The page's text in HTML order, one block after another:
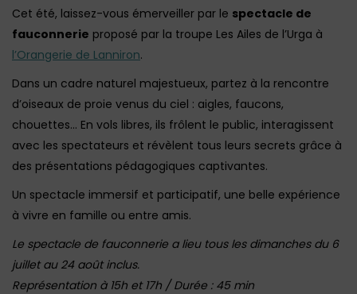
Cet été, laissez-vous émerveiller par le spectacle de
fauconnerie proposé par la troupe Les Ailes de l’Urga à
l’Orangerie de Lanniron.
Dans un cadre naturel majestueux, partez à la rencontre
d’oiseaux de proie venus du ciel : aigles, faucons,
chouettes… En vols libres, ils frôlent le public, interagissent
avec les spectateurs et révèlent tous leurs secrets grâce à
des présentations pédagogiques captivantes.
Un spectacle immersif et participatif, une belle expérience
à vivre en famille ou entre amis.
Le spectacle de fauconnerie a lieu tous les dimanches du 6
juillet au 24 août inclus.
Représentation à 15h et 17h / Durée : 45 min